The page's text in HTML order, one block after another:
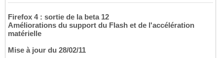
Firefox 4 : sortie de la beta 12
Améliorations du support du Flash et de l'accélération
matérielle
Mise à jour du 28/02/11